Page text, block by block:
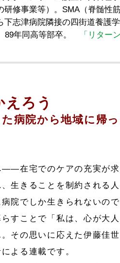
研修事業等）。SMA（脊髄性
下志津病院隣接の四街道養護
89年同高等部卒。
「リター
えろう
病院から地域に帰
在宅でのケアの充実が求
生きることを制約される
院でしか生きられないの
すことで「私は、心が大
その思いに応えた伊藤佳
よる連載です。